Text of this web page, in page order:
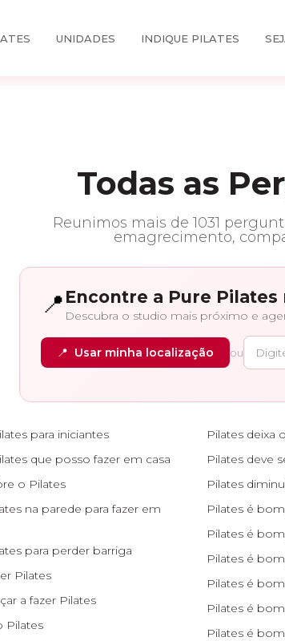
UNIDADES INDIQUE PILATES
Todas as
Reunimos mais de 1031
emagrecimento,
📍 Encontre a Pure
Descubra o studio mais próximo e
📍 Usar minha localização ou
para iniciantes
que posso fazer em casa
o Pilates
na parede para fazer em
para perder barriga
Pilates
a fazer Pilates
Pilates
Pilates deixa
Pilates deve
Pilates
Pilates é
Pilates é
Pilates é
Pilates é
Pilates é
Pilates é